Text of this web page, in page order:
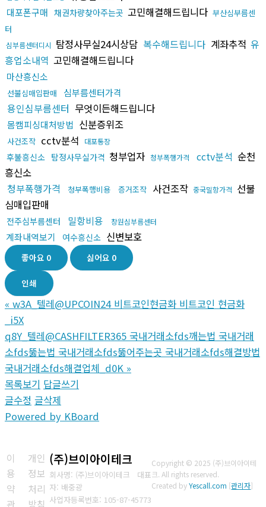
대포폰구매 채권차량찾아주는곳 고민해결해드립니다 부산심부름센
터
심부름센터디시 탐정사무실24시상담 복수해드립니다 계좌추적 유
흥업소내역 고민해결해드립니다
마산흥신소
선불심매입판매 심부름센터가격
용인심부름센터 무엇이든해드립니다
몸캠피싱대처방법 신분증위조
사건조작 cctv분석 대포통장
후불흥신소 탐정사무실가격 청부업자 청부폭행가격 cctv분석 순천
흥신소
청부폭행가격
청부폭행비용 증거조작 사건조작 중국밀항가격 선불
심매입판매
전주심부름센터 밀항비용 창원심부름센터
계좌내역보기 여수흥신소 신변보호
좋아요 0 싫어요 0
인쇄
« w3A_텔레@UPCOIN24 비트코인현금화 비트코인 현금화
_i5X
q8Y_텔레@CASHFILTER365 국내거래소fds깨는법 국내거래
소fds뚫는법 국내거래소fds뚫어주는곳 국내거래소fds해결방법
국내거래소fds해결업체_d0K »
목록보기 답글쓰기
글수정 글삭제
Powered by KBoard
이
용
약
관
개인
정보
처리
방침
(주)브이아이테크
회사명: (주)브이아이테크 대표
자: 배중광
사업자등록번호: 105-87-45773
Copyright © 2025 (주)브이아이테
크. All rights reserved.
Created byYescall.com [관리자]